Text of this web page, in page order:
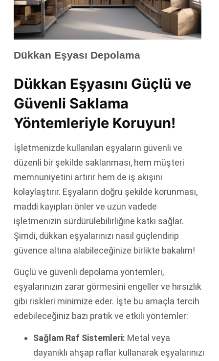
Dükkan Eşyası Depolama
Dükkan Eşyasını Güçlü ve
Güvenli Saklama
Yöntemleriyle Koruyun!
İşletmenizde kullanılan eşyaların güvenli ve
düzenli bir şekilde saklanması, hem müşteri
memnuniyetini artırır hem de iş akışını
kolaylaştırır. Eşyaların doğru şekilde korunması,
maddi kayıpları önler ve uzun vadede
işletmenizin sürdürülebilirliğine katkı sağlar.
Şimdi, dükkan eşyalarınızı nasıl güçlendirip
güvence altına alabileceğinize birlikte bakalım!
Güçlü ve güvenli depolama yöntemleri,
eşyalarınızın zarar görmesini engeller ve hırsızlık
gibi riskleri minimize eder. İşte bu amaçla tercih
edebileceğiniz bazı pratik ve etkili yöntemler:
Sağlam Raf Sistemleri: Metal veya
dayanıklı ahşap raflar kullanarak eşyalarınızı